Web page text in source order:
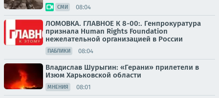
СМИ 08:04
ЛОМОВКА. ГЛАВНОЕ К 8-00:. Генпрокуратура
признала Human Rights Foundation
нежелательной организацией в России
ПАБЛИКИ 08:04
Владислав Шурыгин: «Герани» прилетели в
Изюм Харьковской области
МНЕНИЯ 08:01